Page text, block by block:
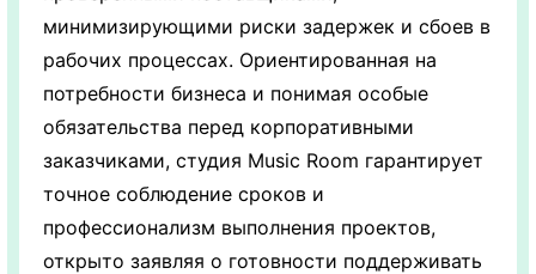
минимизирующими риски задержек и сбоев в
рабочих процессах. Ориентированная на
потребности бизнеса и понимая особые
обязательства перед корпоративными
заказчиками, студия Music Room гарантирует
точное соблюдение сроков и
профессионализм выполнения проектов,
открыто заявляя о готовности поддерживать